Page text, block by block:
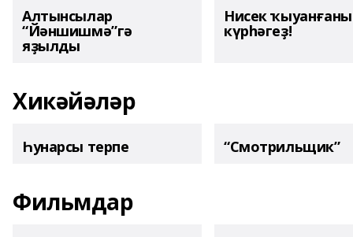
Алтынсылар
“Йәншишмә”гә
яҙылды
Нисек
күрһәгеҙ!
Хикәйәләр
Һунарсы терпе “Смотрильщик”
Фильмдар